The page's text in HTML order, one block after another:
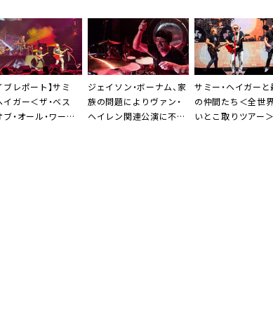
ブレポート】サミ
イガー＜ザ・ベス
ブ・オール・ワール
ジェイソン・ボーナム、家
族の問題によりヴァン・
ヘイレン関連公演に不参
サミー・ヘイガーと
の仲間たち＜全世
いとこ取りツアー＞